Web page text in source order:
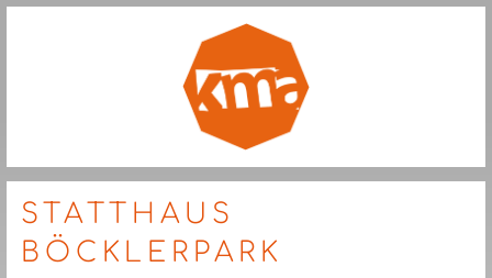
STATTHAUS
BÖCKLERPARK